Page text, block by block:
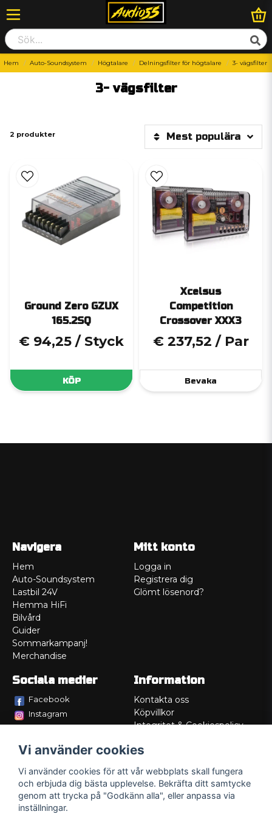
Hem Auto-Soundsystem Högtalare Delningsfilter för högtalare 3- vägsfilter
3- vägsfilter
2 produkter Mest populära
Ground Zero GZUX
165.2SQ
€ 94,25 / Styck
KÖP
Xcelsus
Competition
Crossover XXX3
€ 237,52 / Par
Bevaka
Navigera
Hem
Auto-Soundsystem
Lastbil 24V
Hemma HiFi
Bilvård
Guider
Sommarkampanj!
Merchandise
Mitt konto
Logga in
Registrera dig
Glömt lösenord?
Sociala medier
Facebook
Instagram
Information
Kontakta oss
Köpvillkor
Integritet & Cookiespolicy
Service/Garanti
Lådritning
Om oss
Vi använder cookies
Vi använder cookies för att vår webbplats skall fungera
och erbjuda dig bästa upplevelse. Bekräfta ditt samtycke
genom att trycka på "Godkänn alla", eller anpassa via
inställningar.